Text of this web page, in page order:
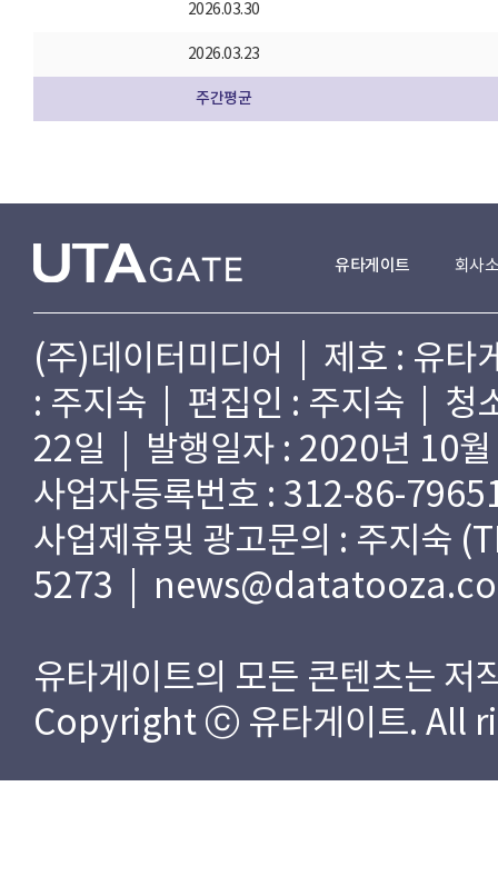
2026.03.30
2026.03.23
주간평균
유타게이트 회사
(주)데이터미디어 | 제호 : 유
: 주지숙 | 편집인 : 주지숙 | 청
22일 | 발행일자 : 2020년 10
사업자등록번호 : 312-86-
사업제휴및 광고문의 : 주지숙
5273 |
유타게이트의 모든 콘텐츠는 저
Copyright ⓒ 유타게이트. All